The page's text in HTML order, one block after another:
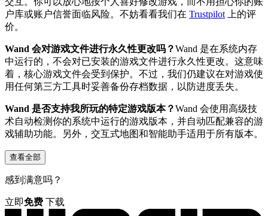
户库或账户信誉面临风险。不妨看看我们在 Trustpilot 上的评
价。
Wand 会对游戏文件进行永久性更改吗？Wand 是在系统内存
中运行的，不会对已安装的游戏文件进行永久性更改。这意味
着，核心游戏文件会受到保护。不过，我们仍建议在对游戏使
用任何第三方工具时妥善备份存档数据，以防进度丢失。
Wand 是否支持我所玩的特定游戏版本？Wand 会使用高级技
术自动检测你的系统中运行的游戏版本，并自动匹配兼容的游
戏辅助功能。另外，交互式地图和智能助手适用于所有版本。
查看全部
感到满意吗？
立即免费 下载